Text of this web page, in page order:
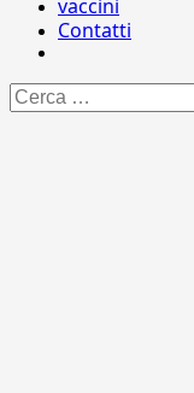
vaccini
Contatti
Ricerca
per: